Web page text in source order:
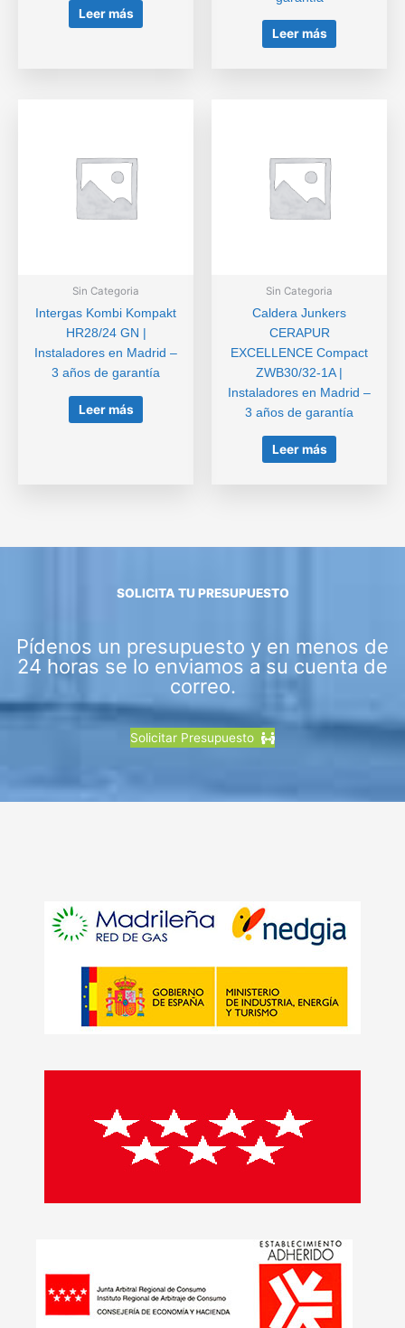
Leer más
Leer más
Sin Categoria
Intergas Kombi Kompakt
HR28/24 GN |
Instaladores en Madrid –
3 años de garantía
Leer más
Sin Categoria
Caldera Junkers
CERAPUR
EXCELLENCE Compact
ZWB30/32-1A |
Instaladores en Madrid –
3 años de garantía
Leer más
SOLICITA TU PRESUPUESTO
Pídenos un presupuesto y en menos de
24 horas se lo enviamos a su cuenta de
correo.
Solicitar Presupuesto